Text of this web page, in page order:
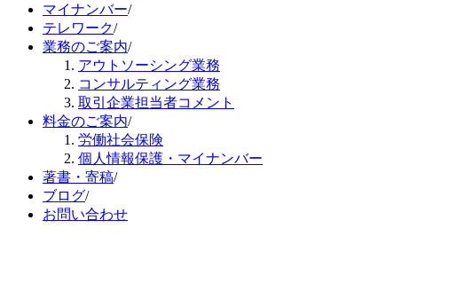
マイナンバー/
テレワーク/
業務のご案内/
アウトソーシング業務
コンサルティング業務
取引企業担当者コメント
料金のご案内/
労働社会保険
個人情報保護・マイナンバー
著書・寄稿/
ブログ/
お問い合わせ